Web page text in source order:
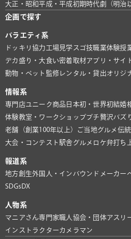
大正・昭和平成・平成初期時代劇（明治
企画で探す
バラエティ系
ドッキリ協力 工場見学 スゴ技職業体験授
デカ盛り・大食い密着取材アプリ・サイ
動物・ペット 監修 レンタル・貸出オリジ
情報系
専門店ユニーク商品 日本初・世界初結婚
体験教室・ワークショッププチ贅沢バズ
老舗（創業100年以上）
ご当地グルメ 伝
大会・コンテスト 駅舎グルメ ロケ弁打ち
報道系
地方創生外国人・インバウンド メーカー
SDGs DX
人物系
マニアさん専門家 職人 協会・団体アスリ
インストラクターカメラマン